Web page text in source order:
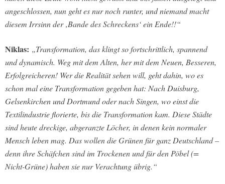
angeschlossen, nun geht es nur noch runter, und niemand macht
diesem Irrsinn der ‚Bande des Schreckens‘ ein Ende!!“
Niklas: „Transformation, das klingt so fortschrittlich, spannend
und dynamisch. Weg mit dem Alten, her mit dem Neuen, Besseren,
Erfolgreicheren! Wer die Realität sehen will, geht dahin, wo es
schon mal eine Transformation gegeben hat: Nach Duisburg,
Gelsenkirchen und Dortmund oder nach Singen, wo einst die
Textilindustrie florierte, bis die Transformation kam. Diese Städte
sind heute dreckige, abgeranzte Löcher, in denen kein normaler
Mensch leben mag. Das wollen die Grünen für ganz Deutschland –
denn ihre Schäfchen sind im Trockenen und für den Pöbel (=
Nicht-Grüne) haben sie nur Verachtung übrig.“